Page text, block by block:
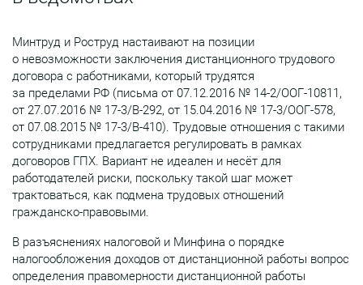
Минтруд и Роструд настаивают на позиции
о невозможности заключения дистанционного трудового
договора с работниками, который трудятся
за пределами РФ (письма от 07.12.2016 № 14-2/ООГ-10811,
от 27.07.2016 № 17-3/В-292, от 15.04.2016 № 17-3/ООГ-578,
от 07.08.2015 № 17-3/В-410). Трудовые отношения с такими
сотрудниками предлагается регулировать в рамках
договоров ГПХ. Вариант не идеален и несёт для
работодателей риски, поскольку такой шаг может
трактоваться, как подмена трудовых отношений
гражданско-правовыми.
В разъяснениях налоговой и Минфина о порядке
налогообложения доходов от дистанционной работы вопрос
определения правомерности дистанционной работы